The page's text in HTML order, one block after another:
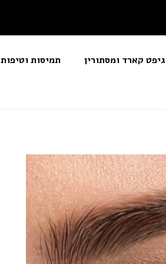
גיפט קארד ומסתורין תמיסות וטיפות